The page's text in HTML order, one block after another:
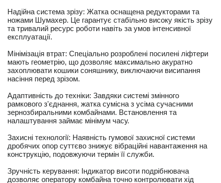
Надійна система зрізу: Жатка оснащена редукторами та
ножами Шумахер. Це гарантує стабільно високу якість зрізу
та тривалий ресурс роботи навіть за умов інтенсивної
експлуатації.
Мінімізація втрат: Спеціально розроблені посилені ліфтери
мають геометрію, що дозволяє максимально акуратно
захоплювати кошики соняшнику, виключаючи висипання
насіння перед зрізом.
Адаптивність до техніки: Завдяки системі змінного
рамкового з'єднання, жатка сумісна з усіма сучасними
зернозбиральними комбайнами. Встановлення та
налаштування займає мінімум часу.
Захисні технології: Наявність гумової захисної системи
дробячих опор суттєво знижує вібраційні навантаження на
конструкцію, подовжуючи термін її служби.
Зручність керування: Індикатор висоти подрібнювача
дозволяє оператору комбайна точно контролювати хід